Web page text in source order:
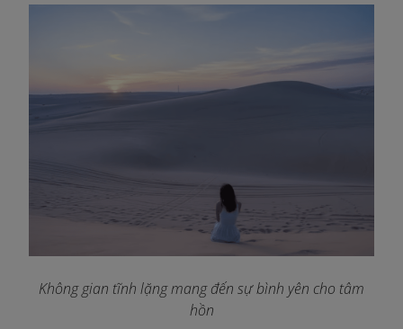
Không gian tĩnh lặng mang đến sự bình yên cho tâm
hồn